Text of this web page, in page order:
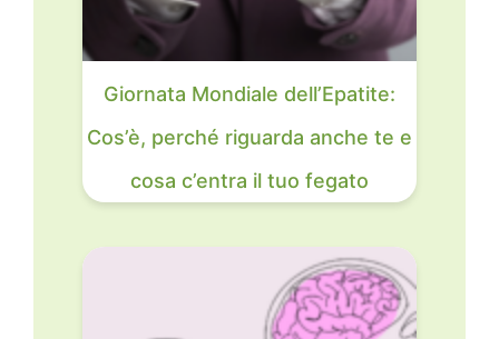
Giornata Mondiale dell’Epatite:
Cos’è, perché riguarda anche te e
cosa c’entra il tuo fegato